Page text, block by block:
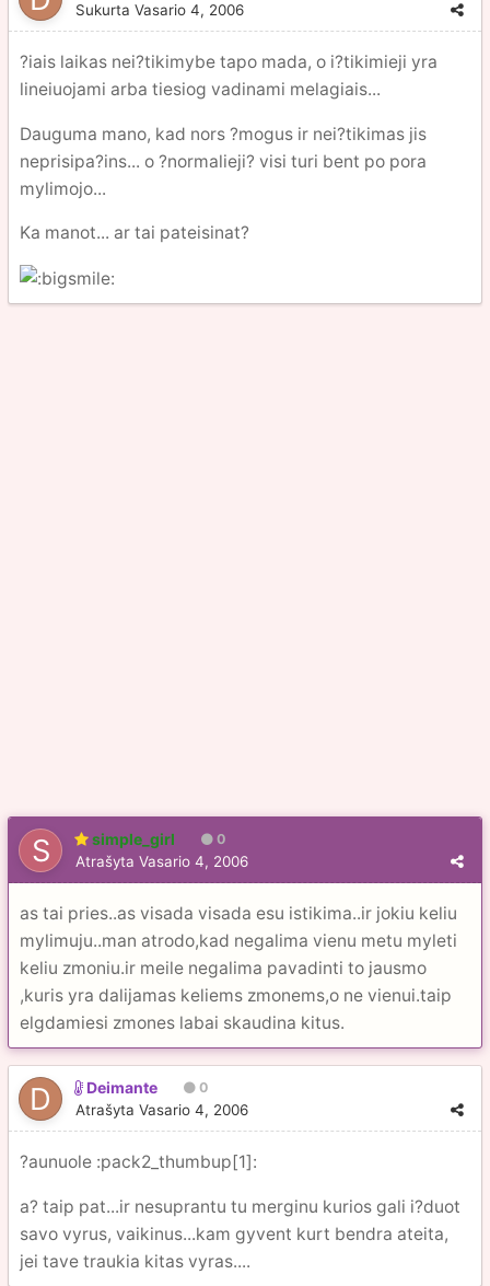
Sukurta Vasario 4, 2006
?iais laikas nei?tikimybe tapo mada, o i?tikimieji yra
lineiuojami arba tiesiog vadinami melagiais...
Dauguma mano, kad nors ?mogus ir nei?tikimas jis
neprisipa?ins... o ?normalieji? visi turi bent po pora
mylimojo...
Ka manot... ar tai pateisinat?
simple_girl 0
Atrašyta Vasario 4, 2006
as tai pries..as visada visada esu istikima..ir jokiu keliu
mylimuju..man atrodo,kad negalima vienu metu myleti
keliu zmoniu.ir meile negalima pavadinti to jausmo
,kuris yra dalijamas keliems zmonems,o ne vienui.taip
elgdamiesi zmones labai skaudina kitus.
Deimante 0
Atrašyta Vasario 4, 2006
?aunuole :pack2_thumbup[1]:
a? taip pat...ir nesuprantu tu merginu kurios gali i?duot
savo vyrus, vaikinus...kam gyvent kurt bendra ateita,
jei tave traukia kitas vyras....